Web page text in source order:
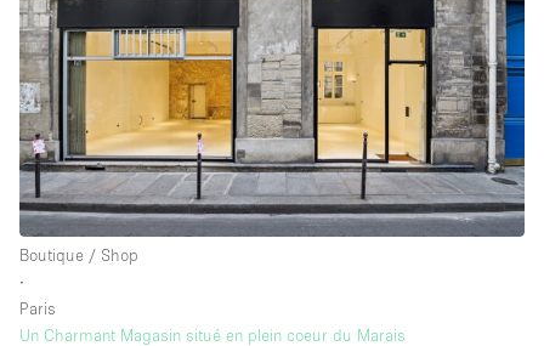
Boutique / Shop
∙
Paris
Un Charmant Magasin situé en plein coeur du Marais